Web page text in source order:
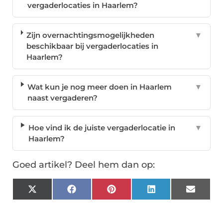
vergaderlocaties in Haarlem?
Zijn overnachtingsmogelijkheden
beschikbaar bij vergaderlocaties in
Haarlem?
▼
Wat kun je nog meer doen in Haarlem
naast vergaderen?
▼
Hoe vind ik de juiste vergaderlocatie in
Haarlem?
▼
Goed artikel? Deel hem dan op:
X
(Twitter)
FacebookPinterest LinkedIn Email